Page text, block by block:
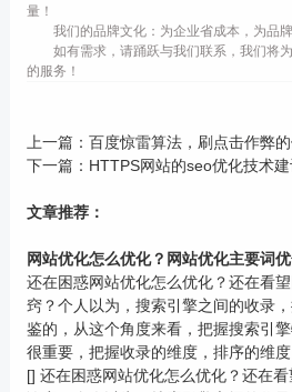
量！
我们的品牌文化：为企业省成本，为品牌
如有需求，请踊跃与我们联系，我们将
的服务！
上一篇： 百度惊雷算法，刷点击作弊
下一篇： HTTPS网站的seo优化技术
文章推荐：
网站优化怎么优化？网站优化主要词
还在困惑网站优化怎么优化？还在看
窍？个人以为，搜索引擎之间的收录
鉴的，从这个角度来看，把握搜索引
很重要，把握收录的维度，排序的维
[] 还在困惑网站优化怎么优化？还在